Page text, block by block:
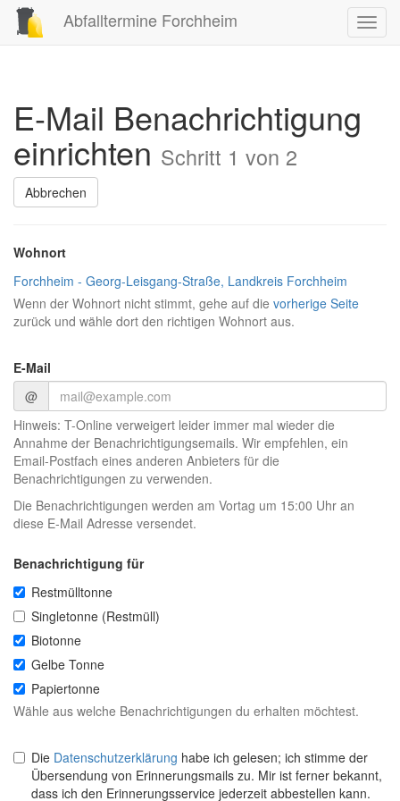
Abfalltermine Forchheim
E-Mail Benachrichtigung
einrichten Schritt 1 von 2
Abbrechen
Wohnort
Forchheim - Georg-Leisgang-Straße, Landkreis Forchheim
Wenn der Wohnort nicht stimmt, gehe auf die vorherige Seite
zurück und wähle dort den richtigen Wohnort aus.
E-Mail
@
Hinweis: T-Online verweigert leider immer mal wieder die
Annahme der Benachrichtigungsemails. Wir empfehlen, ein
Email-Postfach eines anderen Anbieters für die
Benachrichtigungen zu verwenden.
Die Benachrichtigungen werden am Vortag um 15:00 Uhr an
diese E-Mail Adresse versendet.
Benachrichtigung für
Restmülltonne
Singletonne (Restmüll)
Biotonne
Gelbe Tonne
Papiertonne
Wähle aus welche Benachrichtigungen du erhalten möchtest.
Die Datenschutzerklärung habe ich gelesen; ich stimme der
Übersendung von Erinnerungsmails zu. Mir ist ferner bekannt,
dass ich den Erinnerungsservice jederzeit abbestellen kann.